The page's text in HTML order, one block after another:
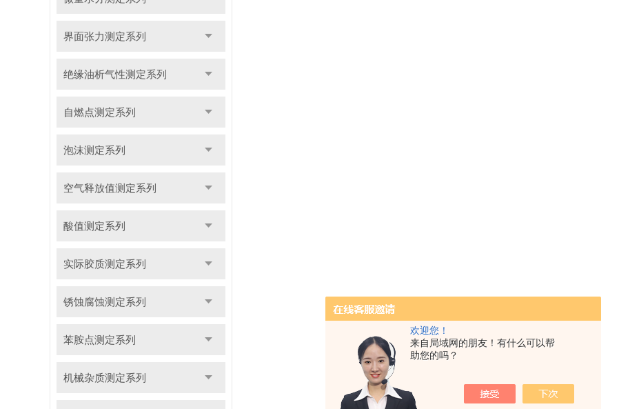
欢迎您！
来自局域网的朋友！有什么可以帮
助您的吗？
界面张力测定系列
绝缘油析气性测定系列
自燃点测定系列
泡沫测定系列
空气释放值测定系列
酸值测定系列
实际胶质测定系列
锈蚀腐蚀测定系列
苯胺点测定系列
机械杂质测定系列